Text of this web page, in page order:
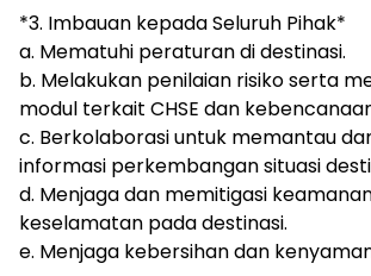
*3. Imbauan kepada Seluruh Pihak*
a. Mematuhi peraturan di destinasi.
b. Melakukan penilaian risiko serta
modul terkait CHSE dan
c. Berkolaborasi untuk memantau
informasi perkembangan situasi
d. Menjaga dan memitigasi
keselamatan pada destinasi.
e. Menjaga kebersihan dan